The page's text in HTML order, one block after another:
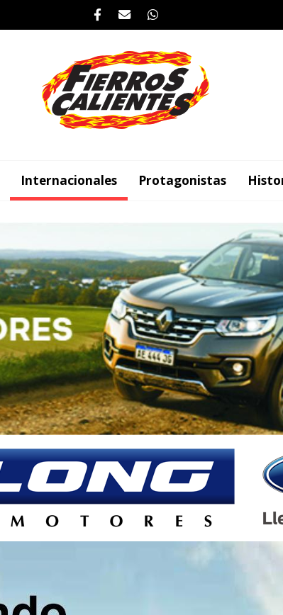
Internacionales Protagonistas